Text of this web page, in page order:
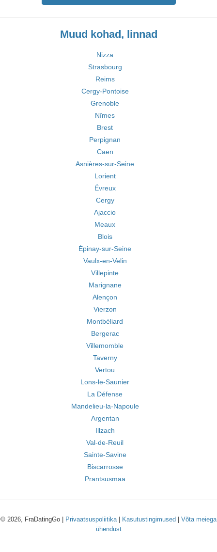
Muud kohad, linnad
Nizza
Strasbourg
Reims
Cergy-Pontoise
Grenoble
Nîmes
Brest
Perpignan
Caen
Asnières-sur-Seine
Lorient
Évreux
Cergy
Ajaccio
Meaux
Blois
Épinay-sur-Seine
Vaulx-en-Velin
Villepinte
Marignane
Alençon
Vierzon
Montbéliard
Bergerac
Villemomble
Taverny
Vertou
Lons-le-Saunier
La Défense
Mandelieu-la-Napoule
Argentan
Illzach
Val-de-Reuil
Sainte-Savine
Biscarrosse
Prantsusmaa
© 2026, FraDatingGo | Privaatsuspoliitika| Kasutustingimused
Võta meiega
ühendust